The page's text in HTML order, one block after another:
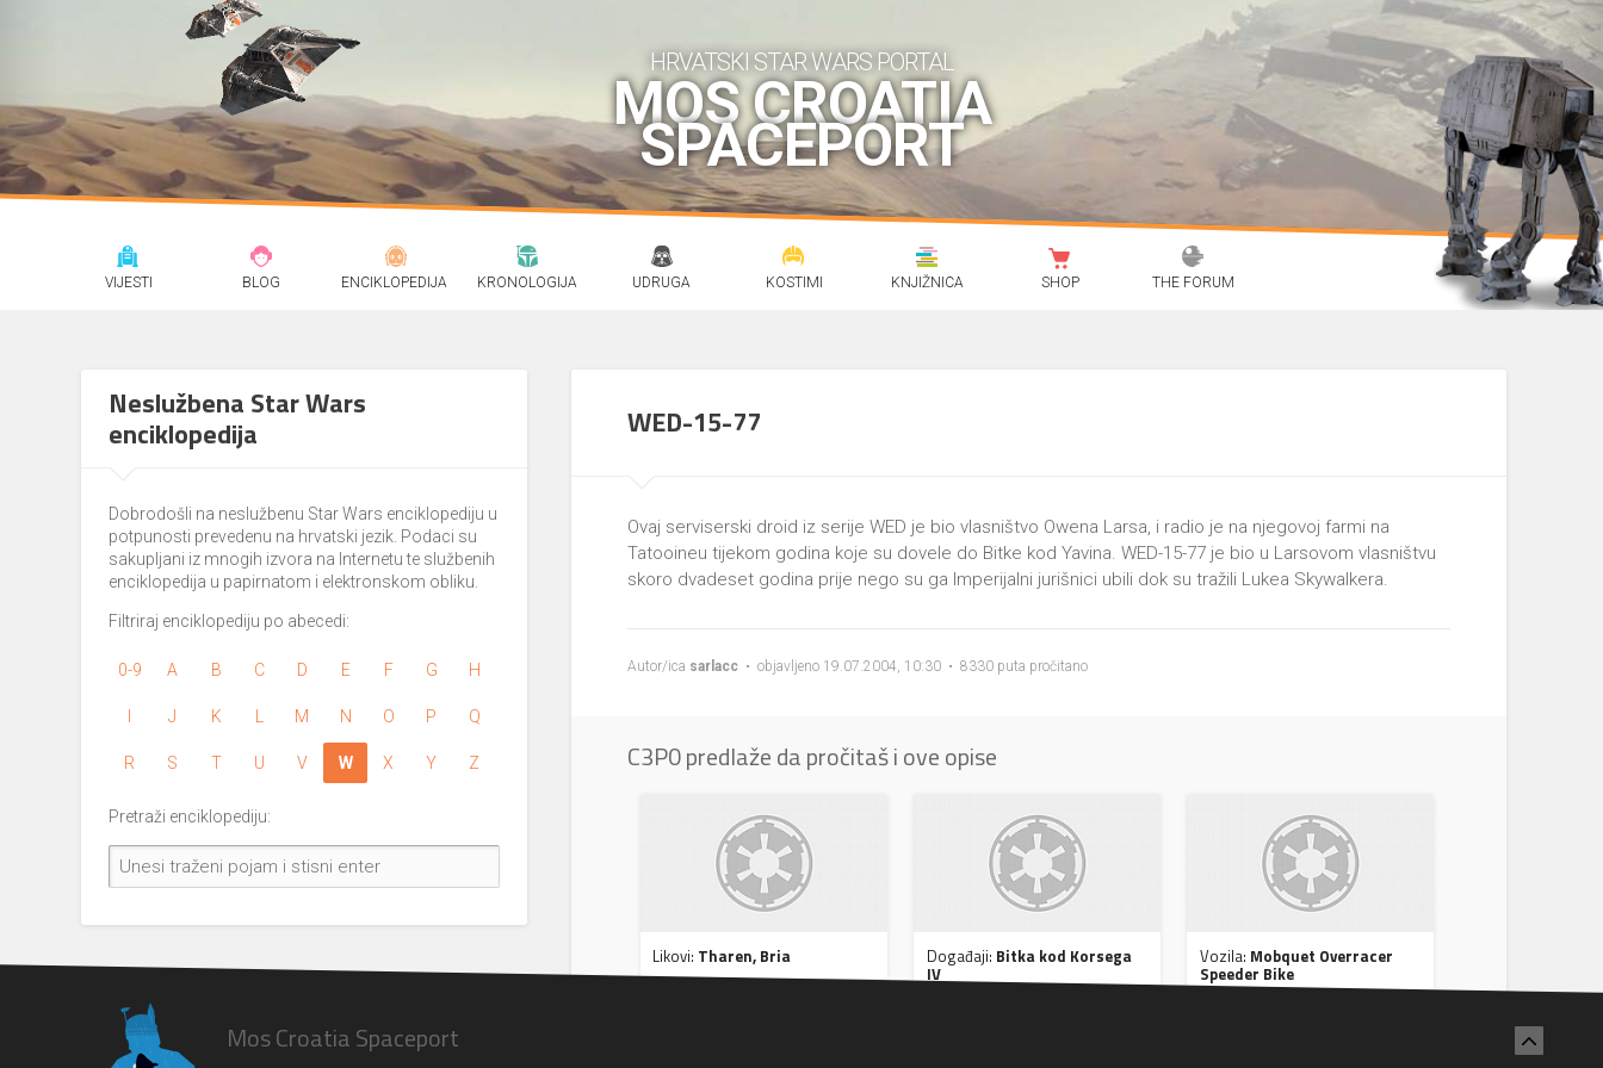
HRVATSKI STAR WARS PORTAL
MOS CROATIA
SPACEPORT
VIJESTI BLOG ENCIKLOPEDIJA KRONOLOGIJA UDRUGA KOSTIMI KNJIŽNICA SHOP THE FORUM
Neslužbena Star Wars
enciklopedija
Dobrodošli na neslužbenu Star Wars enciklopediju u
potpunosti prevedenu na hrvatski jezik. Podaci su
sakupljani iz mnogih izvora na Internetu te službenih
enciklopedija u papirnatom i elektronskom obliku.
Filtriraj enciklopediju po abecedi:
0-9 A B C D E F G H
J K M N O P Q
R S T U V W X Y Z
Pretraži enciklopediju:
WED-15-77
Ovaj serviserski droid iz serije WED je bio vlasništvo Owena Larsa, i radio je na njegovoj farmi na
Tatooineu tijekom godina koje su dovele do Bitke kod Yavina. WED-15-77 je bio u Larsovom vlasništvu
skoro dvadeset godina prije nego su ga Imperijalni jurišnici ubili dok su tražili Lukea Skywalkera.
Autor/ica sarlacc • objavljeno 19.07.2004, 10:30 • 8330 puta pročitano
C3P0 predlaže da pročitaš i ove opise
Likovi: Tharen, Bria Događaji: Bitka kod Korsega
IV
Vozila: Mobquet Overracer
Speeder Bike
Mos Croatia Spaceport